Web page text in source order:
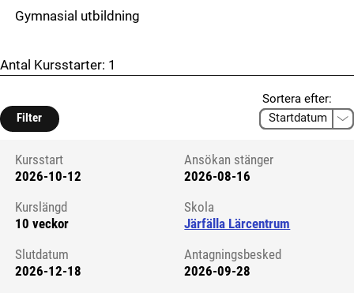
Gymnasial utbildning
Antal Kursstarter: 1
Filter
Sortera efter:
Kursstart 6092748
Kursstart
2026-10-12
Ansökan stänger
2026-08-16
Kurslängd
10 veckor
Skola
Järfälla Lärcentrum
Slutdatum
2026-12-18
Antagningsbesked
2026-09-28